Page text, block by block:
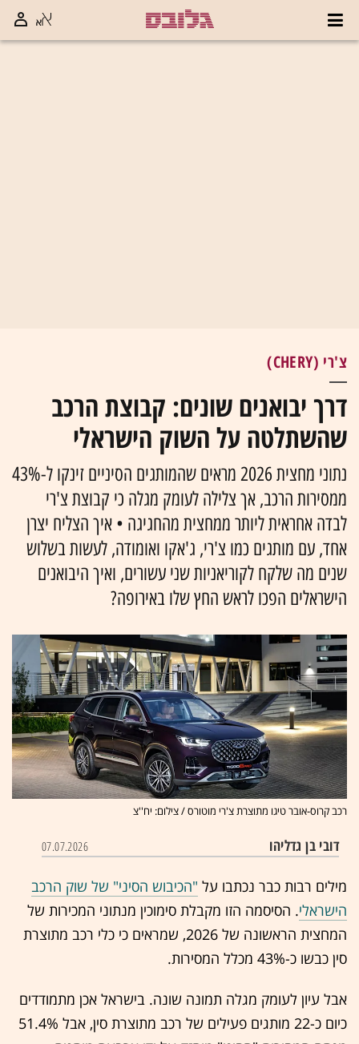
צ'רי (CHERY)
דרך יבואנים שונים: קבוצת הרכב
שהשתלטה על השוק הישראלי
נתוני מחצית 2026 מראים שהמותגים הסיניים זינקו ל-43%
ממסירות הרכב, אך צלילה לעומק מגלה כי קבוצת צ'רי
לבדה אחראית ליותר ממחצית מהחגיגה • איך הצליח יצרן
אחד, עם מותגים כמו צ'רי, ג'אקו ואומודה, לעשות בשלוש
שנים מה שלקח לקוריאניות שני עשורים, ואיך היבואנים
הישראלים הפכו לראש החץ שלו באירופה?
רכב קרוס-אובר טיגו מתוצרת צ'רי מוטורס / צילום: יח''צ
דובי בן גדליהו 07.07.2026
מילים רבות כבר נכתבו על "הכיבוש הסיני" של שוק הרכב
הישראלי. הסיסמה הזו מקבלת סימוכין מנתוני המכירות של
המחצית הראשונה של 2026, שמראים כי כלי רכב מתוצרת
סין כבשו כ-43% מכלל המסירות.
אבל עיון לעומק מגלה תמונה שונה. בישראל אכן מתמודדים
כיום כ-22 מותגים פעילים של רכב מתוצרת סין, אבל 51.4%